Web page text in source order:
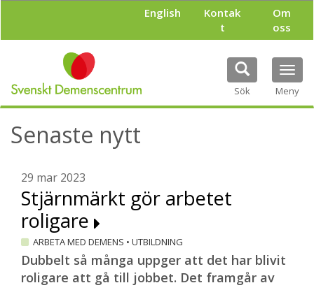
l
English
Kontak
t
Om
oss
Sök Meny
Senaste nytt
29 mar 2023
Stjärnmärkt gör arbetet
roligare
ARBETA MED DEMENS • UTBILDNING
Dubbelt så många uppger att det har blivit
roligare att gå till jobbet. Det framgår av